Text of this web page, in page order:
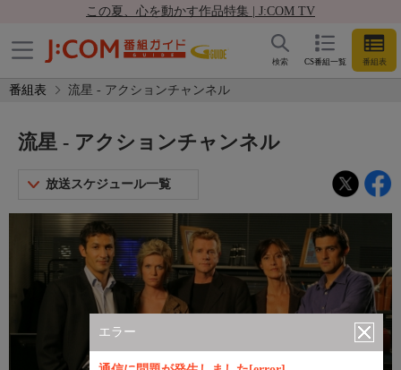
この夏、心を動かす作品特集 | J:COM TV
CS番組一覧 番組表
検索
番組表 流星 - アクションチャンネル
エラー
流星 - アクションチャンネル
放送スケジュール一覧